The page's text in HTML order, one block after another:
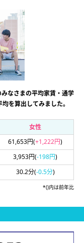
なさまの平均家賃・通学
を算出してみました。
女性
61,653円(+1,222円)
3,953円(-198円)
30.2分(-0.5分)
*()内は前年比